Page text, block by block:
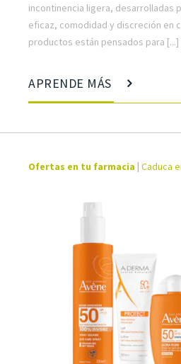
incontinencia ligera, desarrolladas
eficaz, comodidad y discreción en
productos están pensados para [...]
APRENDE MÁS
Ofertas en tu farmacia | Caduca